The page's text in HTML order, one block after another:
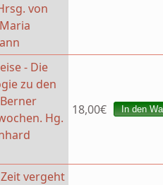
von
- Die
zu den
Hg.
18,00€
vergeht